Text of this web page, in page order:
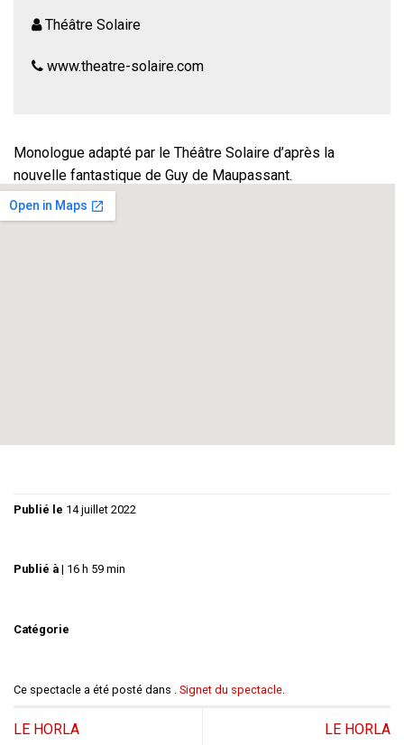
Théâtre Solaire
www.theatre-solaire.com
Monologue adapté par le Théâtre Solaire d’après la
nouvelle fantastique de Guy de Maupassant.
Seul en scène : Frédéric Mounier
Publié le 14 juillet 2022
Publié à | 16 h 59 min
Catégorie
Ce spectacle a été posté dans . Signet du spectacle
LE HORLA LE HORLA